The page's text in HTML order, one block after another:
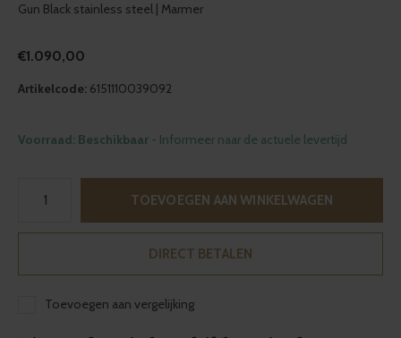
Gun Black stainless steel | Marmer
€1.090,00
Artikelcode: 6151110039092
Voorraad: Beschikbaar - Informeer naar de actuele levertijd
TOEVOEGEN AAN WINKELWAGEN
DIRECT BETALEN
Toevoegen aan vergelijking